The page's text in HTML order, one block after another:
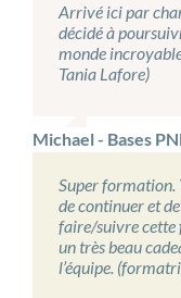
Arrivé ici par
décidé à
monde
Tania Lafore)
Michael - Bases
Super formation.
de continuer et
faire/suivre cette
un très beau
l’équipe.